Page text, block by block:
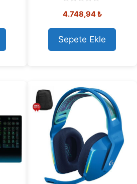
o
t
o
f
5
4.748,94₺
Sepete Ekle